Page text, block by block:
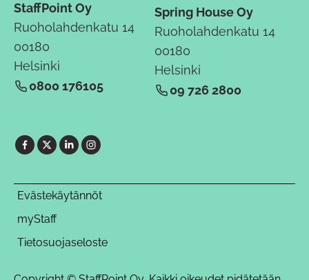
StaffPoint Oy
Ruoholahdenkatu 14
00180
Helsinki
0800 176105
Spring House Oy
Ruoholahdenkatu 14
00180
Helsinki
09 726 2800
Evästekäytännöt
myStaff
Tietosuojaseloste